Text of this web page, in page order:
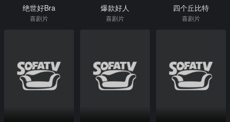
绝世好Bra
喜剧片
爆款好人
喜剧片
四个丘比特
喜剧片